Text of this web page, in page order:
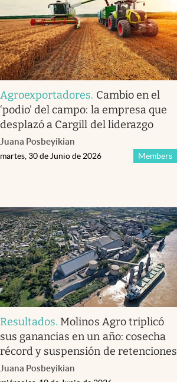
Agroexportadores. Cambio en el
‘podio’ del campo: la empresa que
desplazó a Cargill del liderazgo
Juana Posbeyikian
Members
martes, 30 de Junio de 2026
Resultados. Molinos Agro triplicó
sus ganancias en un año: cosecha
récord y suspensión de retenciones
Juana Posbeyikian